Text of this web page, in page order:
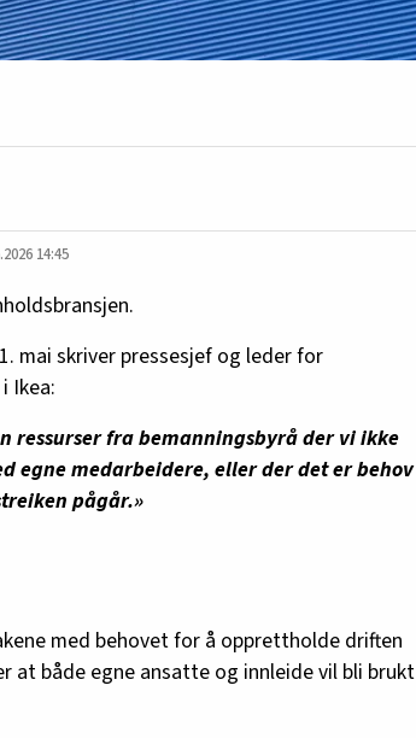
14:45
mai skriver pressesjef og leder for
Ikea:
ressurser fra bemanningsbyrå der vi ikke
egne medarbeidere, eller der det er behov
pågår.»
med behovet for å opprettholde driften
at både egne ansatte og innleide vil bli brukt